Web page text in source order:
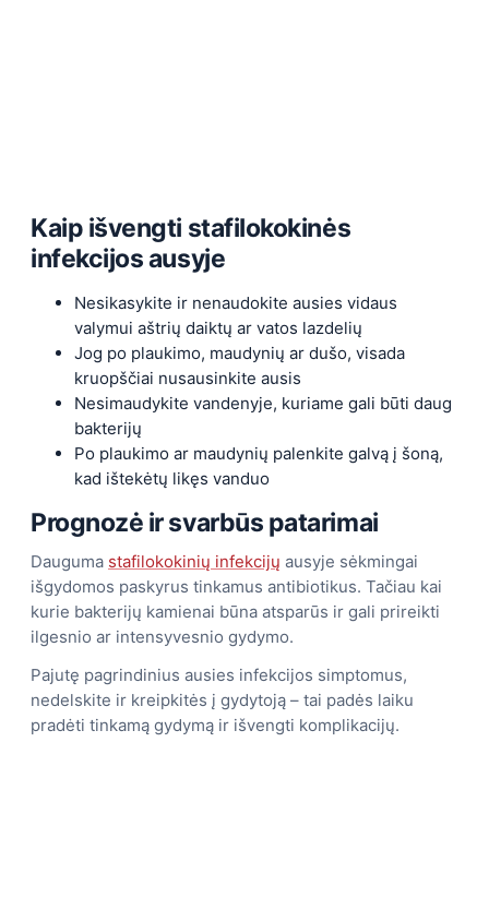
Kaip išvengti stafilokokinės
infekcijos ausyje
Nesikasykite ir nenaudokite ausies vidaus
valymui aštrių daiktų ar vatos lazdelių
Jog po plaukimo, maudynių ar dušo, visada
kruopščiai nusausinkite ausis
Nesimaudykite vandenyje, kuriame gali būti daug
bakterijų
Po plaukimo ar maudynių palenkite galvą į šoną,
kad ištekėtų likęs vanduo
Prognozė ir svarbūs patarimai
Dauguma stafilokokinių infekcijų ausyje sėkmingai
išgydomos paskyrus tinkamus antibiotikus. Tačiau kai
kurie bakterijų kamienai būna atsparūs ir gali prireikti
ilgesnio ar intensyvesnio gydymo.
Pajutę pagrindinius ausies infekcijos simptomus,
nedelskite ir kreipkitės į gydytoją – tai padės laiku
pradėti tinkamą gydymą ir išvengti komplikacijų.